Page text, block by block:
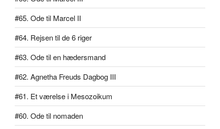
#65. Ode til Marcel II
#64. Rejsen til de 6 riger
#63. Ode til en hædersmand
#62. Agnetha Freuds Dagbog III
#61. Et værelse i Mesozoikum
#60. Ode til nomaden